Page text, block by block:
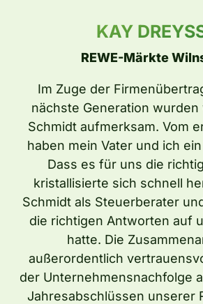
KAY
REWE-Märkte
Im Zuge der
nächste Generation
Schmidt aufmerksam. Vom
haben mein Vater und ich
Dass es für uns die
kristallisierte sich schnell
Schmidt als Steuerberater
die richtigen Antworten auf
hatte. Die
außerordentlich
der Unternehmensnachfolge
Jahresabschlüssen unserer
MARKUS
Werner Becker
Als Handwerksunternehmen
den Bereichen
Gehaltsabrechnungen sowie
Buchführung, sehr
Steuerberatungsbüro
Hervorzuheben ist
Erreichbarkeit der
Ansprechpartner und die
Ausführung der
begrüßen wir die
Digitalisierung des
ASTRID
KOCH
Bäckerei Koch
Die zuvorkommende Art der
und Mitarbeiter schätze ich
wie die gute
Mehrwert für mich ist die
Weise, wie schwierige
angesprochen werden und
sowie
werden.
HILMAR
Für die Gründung meines
ich auf der Suche nach
Ein Fußball-Kollege
Schmidt. Dieser Empfehlung
Volltreffer. Die Unsicherheit
Gesellschaftsform aber
Themen wie
Sozialversicherung und
genommen. Mir gefällt
geradezu familiäre